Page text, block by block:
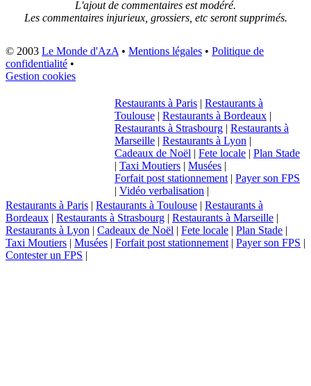
L'ajout de commentaires est modéré.
Les commentaires injurieux, grossiers, etc seront supprimés.
© 2003 Le Monde d'AzA • Mentions légales • Politique de
confidentialité •
Gestion cookies
Restaurants à Paris | Restaurants à
Toulouse | Restaurants à Bordeaux |
Restaurants à Strasbourg | Restaurants à
Marseille | Restaurants à Lyon |
Cadeaux de Noël | Fete locale | Plan Stade
| Taxi Moutiers | Musées |
Forfait post stationnement | Payer son FPS
| Vidéo verbalisation |
Restaurants à Paris | Restaurants à Toulouse | Restaurants à
Bordeaux | Restaurants à Strasbourg | Restaurants à Marseille |
Restaurants à Lyon | Cadeaux de Noël | Fete locale | Plan Stade |
Taxi Moutiers | Musées | Forfait post stationnement | Payer son FPS |
Contester un FPS |